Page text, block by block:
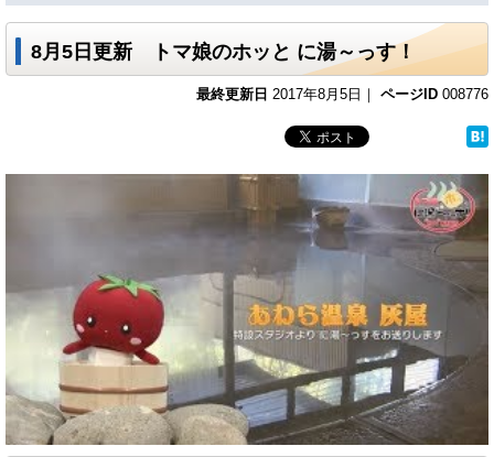
8月5日更新 トマ娘のホッと に湯～っす！
最終更新日 2017年8月5日｜ ページID 008776